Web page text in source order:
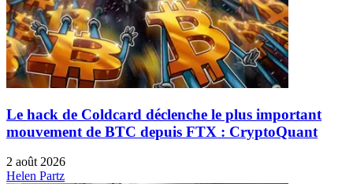
Le hack de Coldcard déclenche le plus important
mouvement de BTC depuis FTX : CryptoQuant
2 août 2026
Helen Partz